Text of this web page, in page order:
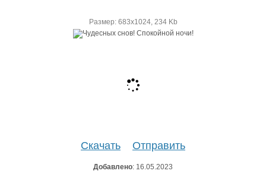
Размер: 683х1024, 234 Kb
Скачать Отправить
Добавлено: 16.05.2023